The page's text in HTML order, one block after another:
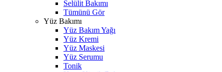
Selülit Bakımı
Tümünü Gör
Yüz Bakımı
Yüz Bakım Yağı
Yüz Kremi
Yüz Maskesi
Yüz Serumu
Tonik